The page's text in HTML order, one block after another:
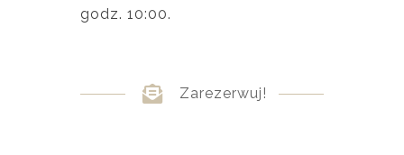
godz. 10:00.
Zarezerwuj!